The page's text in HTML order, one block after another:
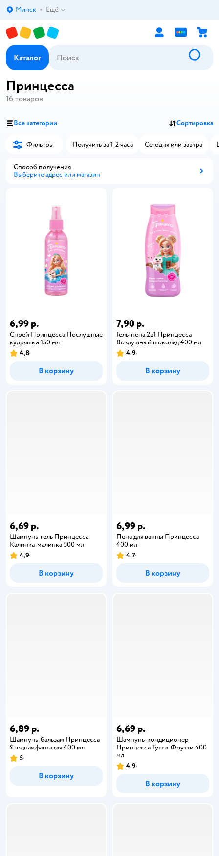
Выбор адреса доставки.
Минск Ещё
Каталог
Принцесса
16 товаров
Все категории Сортировка
Фильтры Получить за 1-2 часа Сегодня или завтра
Способ получения
Выберите адрес или магазин
6,99 р.
Спрей Принцесса Послушные
кудряшки 150 мл
4,8
В корзину
7,90 р.
Гель-пена 2в1 Принцесса
Воздушный шоколад 400 мл
4,9
В корзину
6,69 р.
Шампунь-гель Принцесса
Калинка-малинка 500 мл
4,9
В корзину
6,99 р.
Пена для ванны Принцесса
400 мл
4,7
В корзину
6,89 р.
Шампунь-бальзам Принцесса
Ягодная фантазия 400 мл
5
В корзину
6,69 р.
Шампунь-кондиционер
Принцесса Тутти-Фрутти 400
мл
4,9
В корзину